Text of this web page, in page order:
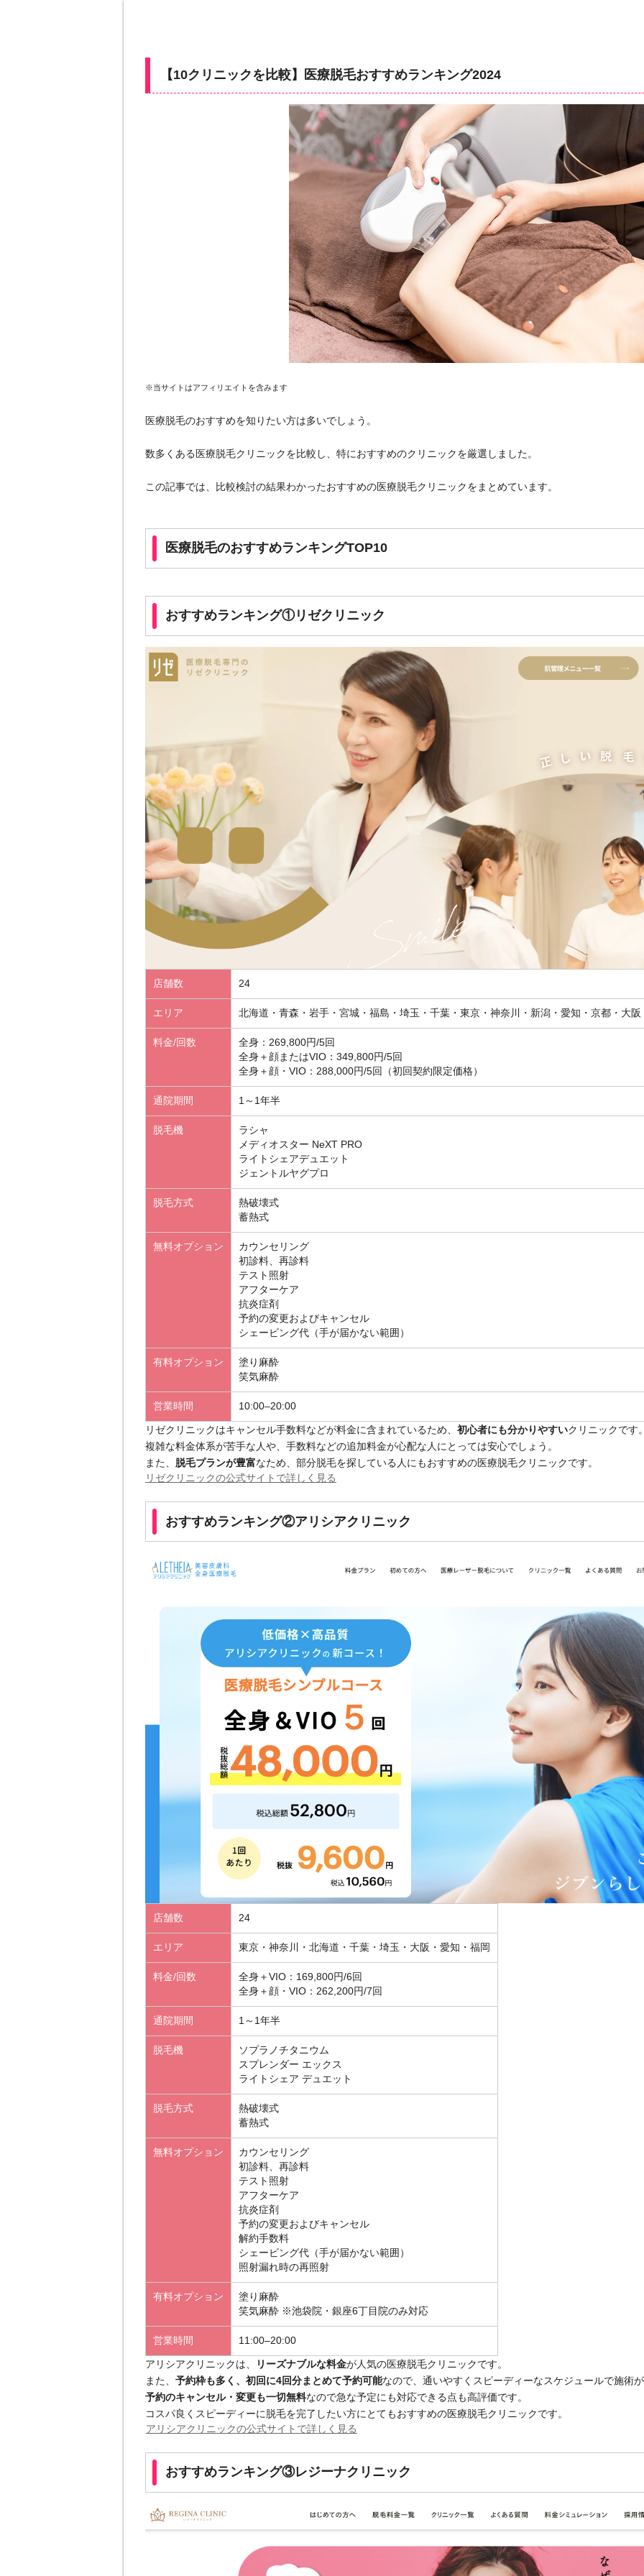
【10クリニックを比較】医療脱毛おすすめランキング2024
※当サイトはアフィリエイトを含みます
医療脱毛のおすすめを知りたい方は多いでしょう。
数多くある医療脱毛クリニックを比較し、特におすすめのクリニックを厳選しました。
この記事では、比較検討の結果わかったおすすめの医療脱毛クリニックをまとめています。
医療脱毛のおすすめランキングTOP10
おすすめランキング①リゼクリニック
店舗数 24
エリア 北海道・青森・岩手・宮城・福島・埼玉・千葉・東京・神奈川・新潟・愛知・京都・大
料金/回数
全身：269,800円/5回
全身＋顔またはVIO：349,800円/5回
全身＋顔・VIO：288,000円/5回（初回契約限定価格）
通院期間 1～1年半
脱毛機
ラシャ
メディオスター NeXT PRO
ライトシェアデュエット
ジェントルヤグプロ
脱毛方式
熱破壊式
蓄熱式
無料オプション
カウンセリング
初診料、再診料
テスト照射
アフターケア
抗炎症剤
予約の変更およびキャンセル
シェービング代（手が届かない範囲）
有料オプション
塗り麻酔
笑気麻酔
営業時間 10:00–20:00
リゼクリニックはキャンセル手数料などが料金に含まれているため、 初心者にも分かりやすいクリニックです
複雑な料金体系が苦手な人や、手数料などの追加料金が心配な人にとっては安心でしょう。
また、 脱毛プランが豊富なため、部分脱毛を探している人にもおすすめの医療脱毛クリニックです。
リゼクリニックの公式サイトで詳しく見る
おすすめランキング②アリシアクリニック
店舗数 24
エリア 東京・神奈川・北海道・千葉・埼玉・大阪・愛知・福岡
料金/回数
全身＋VIO：169,800円/6回
全身＋顔・VIO：262,200円/7回
通院期間 1～1年半
脱毛機
ソプラノチタニウム
スプレンダー エックス
ライトシェア デュエット
脱毛方式
熱破壊式
蓄熱式
無料オプション
カウンセリング
初診料、再診料
テスト照射
アフターケア
抗炎症剤
予約の変更およびキャンセル
解約手数料
シェービング代（手が届かない範囲）
照射漏れ時の再照射
有料オプション
塗り麻酔
笑気麻酔 ※池袋院・銀座6丁目院のみ対応
営業時間 11:00–20:00
アリシアクリニックは、 リーズナブルな料金が人気の医療脱毛クリニックです。
また、 予約枠も多く、初回に4回分まとめて予約可能なので、通いやすくスピーディーなスケジュールで施術
予約のキャンセル・変更も一切無料なので急な予定にも対応できる点も高評価です。
コスパ良くスピーディーに脱毛を完了したい方にとてもおすすめの医療脱毛クリニックです。
アリシアクリニックの公式サイトで詳しく見る
おすすめランキング③レジーナクリニック